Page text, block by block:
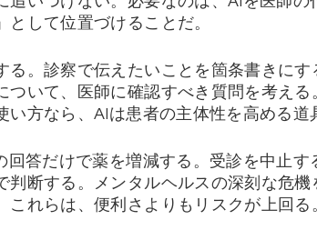
して位置づけることだ。
。診察で伝えたいことを箇条書きに
いて、医師に確認すべき質問を考え
方なら、AIは患者の主体性を高める道
答だけで薬を増減する。受診を中止す
判断する。メンタルヘルスの深刻な危
れらは、便利さよりもリスクが上回る。